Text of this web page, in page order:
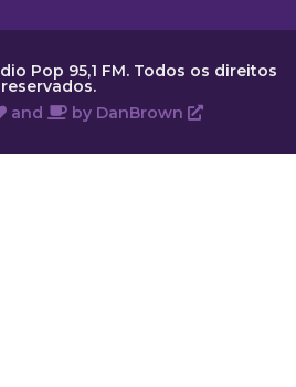
Pop 95,1 FM. Todos os direitos
reservados.
and by DanBrown